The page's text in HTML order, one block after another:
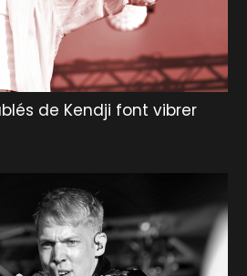
de Kendji font vibrer